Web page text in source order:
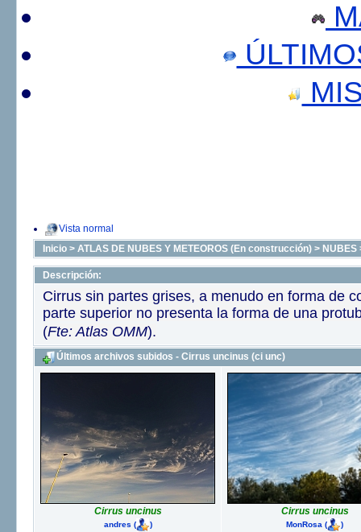
Vista normal
Inicio > ATLAS DE NUBES Y METEOROS (En construcción) > NUBES
Descripción:
Cirrus sin partes grises, a menudo en forma de
parte superior no presenta la forma de una
(Fte: Atlas OMM).
Últimos archivos subidos - Cirrus uncinus (ci unc)
Cirrus uncinus
andres ( )
Cirrus uncinus
MonRosa ( )